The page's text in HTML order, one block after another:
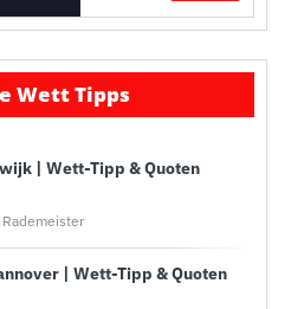
Wett Tipps
| Wett-Tipp & Quoten
Rademeister
| Wett-Tipp & Quoten